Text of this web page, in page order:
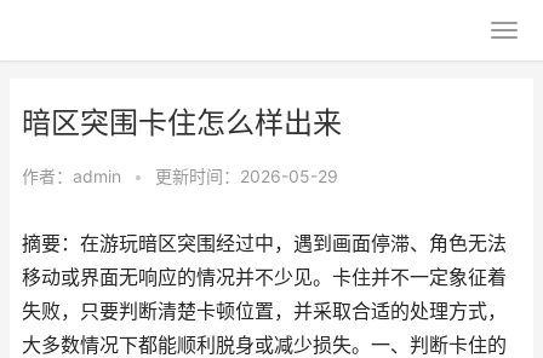
暗区突围卡住怎么样出来
作者： admin • 更新时间：2026-05-29
摘要：在游玩暗区突围经过中，遇到画面停滞、角色无法
移动或界面无响应的情况并不少见。卡住并不一定象征着
失败，只要判断清楚卡顿位置，并采取合适的处理方式，
大多数情况下都能顺利脱身或减少损失。一、判断卡住的